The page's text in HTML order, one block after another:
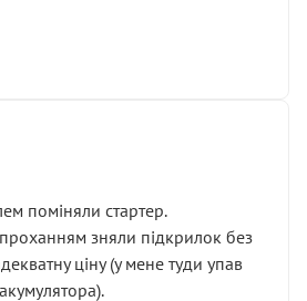
поміняли стартер.
зняли підкрилок без
ціну (у мене туди упав